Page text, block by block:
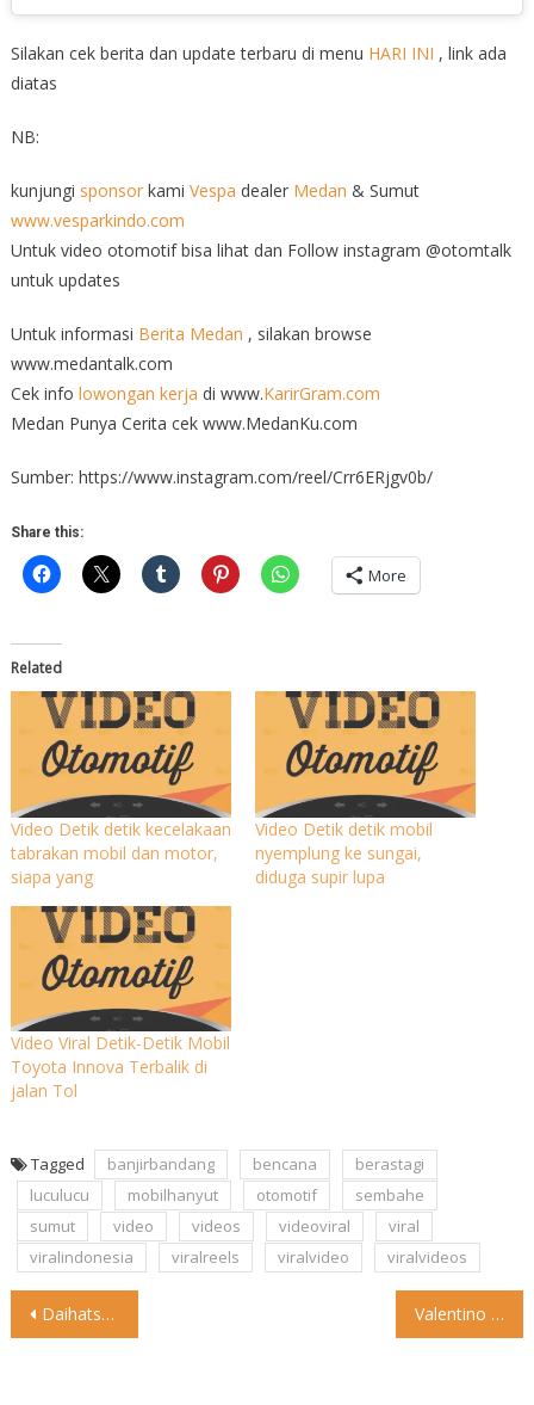
Silakan cek berita dan update terbaru di menu HARI INI , link ada
diatas
NB:
kunjungi sponsorkami Vespa dealer Medan & Sumut
www.vesparkindo.com
Untuk video otomotif bisa lihat dan Follow instagram @otomtalk
untuk updates
Untuk informasi Berita Medan , silakan browse
www.medantalk.com
Cek info lowongan kerja di www.KarirGram.com
Medan Punya Cerita cek www.MedanKu.com
Sumber: https://www.instagram.com/reel/Crr6ERjgv0b/
Share this:
More
Related
Video Detik detik kecelakaan
tabrakan mobil dan motor,
siapa yang
Video Detik detik mobil
nyemplung ke sungai,
diduga supir lupa
Video Viral Detik-Detik Mobil
Toyota Innova Terbalik di
jalan Tol
Tagged banjirbandang bencana
berastagi
luculucu
mobilhanyut otomotif
sembahe
sumut
video videos videoviral
viral
viralindonesia
viralreels viralvideo viralvideos
Post
Daihatsu Manipulasi Uji Tabrak Mobil Toyota, Akio Toyoda Bilang Begini Valentino Rossi Dikontrak Yamaha Lagi Jasa Valentino Rossi nampaknya masih